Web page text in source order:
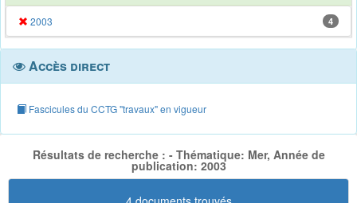
2003 4
Accès direct
Fascicules du CCTG "travaux" en vigueur
Résultats de recherche : - Thématique: Mer, Année de
publication: 2003